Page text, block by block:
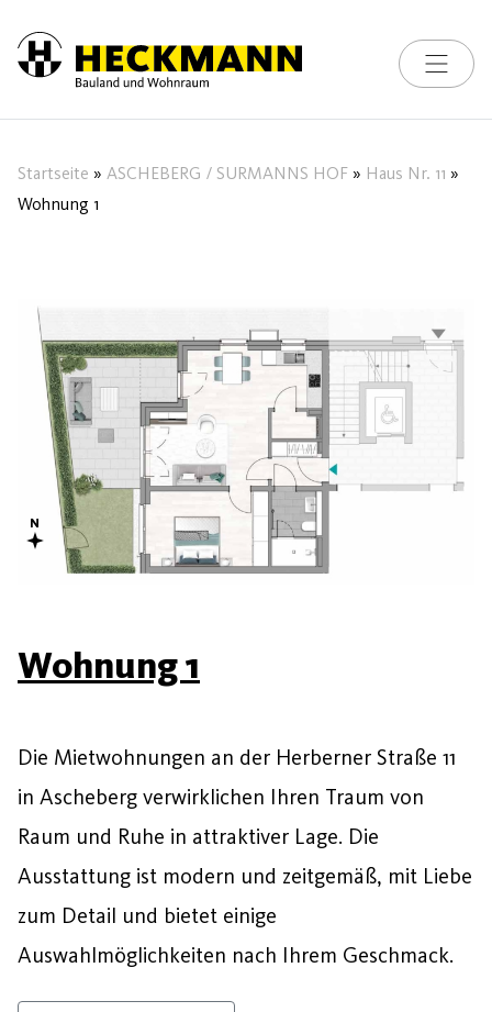
Skip to content
Toggle
Startseite » ASCHEBERG / SURMANNS HOF » Haus Nr. 11 »
Wohnung 1
Wohnung 1
Die Mietwohnungen an der Herberner Straße 11
in Ascheberg verwirklichen Ihren Traum von
Raum und Ruhe in attraktiver Lage. Die
Ausstattung ist modern und zeitgemäß, mit Liebe
zum Detail und bietet einige
Auswahlmöglichkeiten nach Ihrem Geschmack.